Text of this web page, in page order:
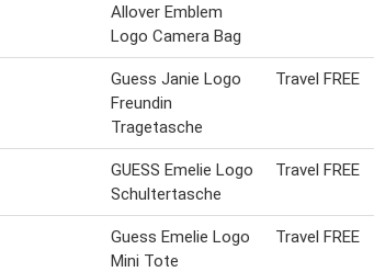
Allover Emblem
Logo Camera Bag
Guess Janie Logo
Freundin
Tragetasche
Travel FREE
GUESS Emelie Logo
Schultertasche
Travel FREE
Guess Emelie Logo
Mini Tote
Travel FREE